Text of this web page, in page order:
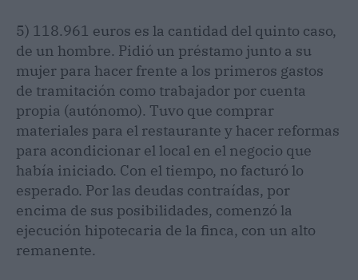
5) 118.961 euros es la cantidad del quinto caso,
de un hombre. Pidió un préstamo junto a su
mujer para hacer frente a los primeros gastos
de tramitación como trabajador por cuenta
propia (autónomo). Tuvo que comprar
materiales para el restaurante y hacer reformas
para acondicionar el local en el negocio que
había iniciado. Con el tiempo, no facturó lo
esperado. Por las deudas contraídas, por
encima de sus posibilidades, comenzó la
ejecución hipotecaria de la finca, con un alto
remanente.